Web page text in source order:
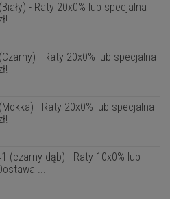
- Raty 20x0% lub specjalna
- Raty 20x0% lub specjalna
- Raty 20x0% lub specjalna
(czarny dąb) - Raty 10x0% lub
...